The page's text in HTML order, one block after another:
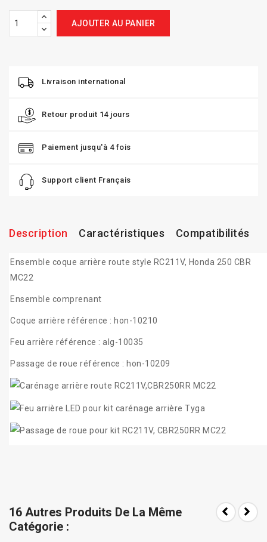
AJOUTER AU PANIER
Livraison international
Retour produit 14 jours
Paiement jusqu'à 4 fois
Support client Français
Description Caractéristiques Compatibilités
Ensemble coque arrière route style RC211V, Honda 250 CBR
MC22
Ensemble comprenant
Coque arrière référence : hon-10210
Feu arrière référence : alg-10035
Passage de roue référence : hon-10209
16 Autres Produits De La Même
Catégorie :